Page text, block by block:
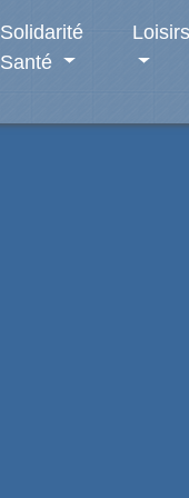
Solidarité
Santé
Loisirs